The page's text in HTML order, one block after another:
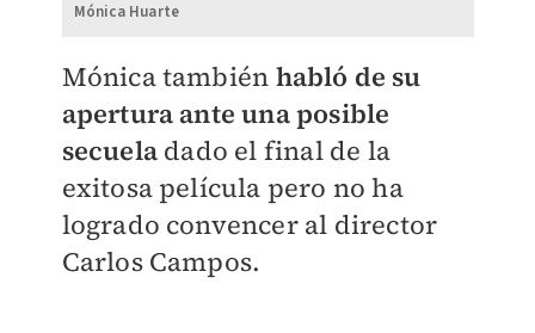
Mónica Huarte
Mónica también habló de su
apertura ante una posible
secueladado el final de la
exitosa película pero no ha
logrado convencer al director
Carlos Campos.